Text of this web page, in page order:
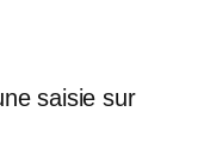
saisie sur